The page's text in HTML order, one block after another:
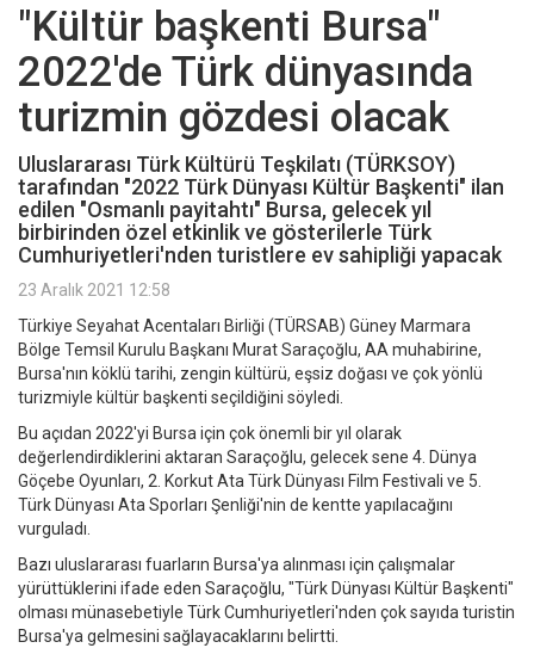
"Kültür başkenti Bursa"
2022'de Türk dünyasında
turizmin gözdesi olacak
Uluslararası Türk Kültürü Teşkilatı (TÜRKSOY)
tarafından "2022 Türk Dünyası Kültür Başkenti" ilan
edilen "Osmanlı payitahtı" Bursa, gelecek yıl
birbirinden özel etkinlik ve gösterilerle Türk
Cumhuriyetleri'nden turistlere ev sahipliği yapacak
23 Aralık 2021 12:58
Türkiye Seyahat Acentaları Birliği (TÜRSAB) Güney Marmara
Bölge Temsil Kurulu Başkanı Murat Saraçoğlu, AA muhabirine,
Bursa'nın köklü tarihi, zengin kültürü, eşsiz doğası ve çok yönlü
turizmiyle kültür başkenti seçildiğini söyledi.
Bu açıdan 2022'yi Bursa için çok önemli bir yıl olarak
değerlendirdiklerini aktaran Saraçoğlu, gelecek sene 4. Dünya
Göçebe Oyunları, 2. Korkut Ata Türk Dünyası Film Festivali ve 5.
Türk Dünyası Ata Sporları Şenliği'nin de kentte yapılacağını
vurguladı.
Bazı uluslararası fuarların Bursa'ya alınması için çalışmalar
yürüttüklerini ifade eden Saraçoğlu, "Türk Dünyası Kültür Başkenti"
olması münasebetiyle Türk Cumhuriyetleri'nden çok sayıda turistin
Bursa'ya gelmesini sağlayacaklarını belirtti.